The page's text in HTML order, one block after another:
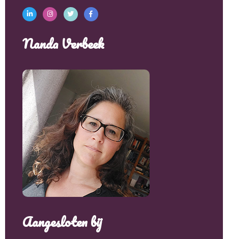
Nanda Verbeek
Aangesloten bij